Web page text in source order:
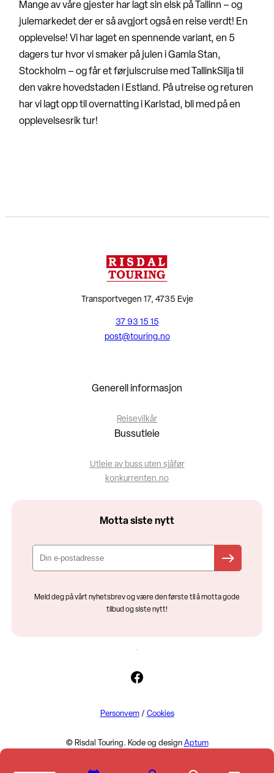
Mange av våre gjester har lagt sin elsk på Tallinn – og
julemarkedet der er så avgjort også en reise verdt! En
opplevelse! Vi har laget en spennende variant, en 5
dagers tur hvor vi smaker på julen i Gamla Stan,
Stockholm – og får et førjulscruise med TallinkSilja til
den vakre hovedstaden i Estland. På utreise og returen
har vi lagt opp til overnatting i Karlstad, bli med på en
opplevelsesrik tur!
Transportvegen 17, 4735 Evje
37 93 15 15
post@touring.no
Generell informasjon
Reisevilkår
Bussutleie
Utleie av buss uten sjåfør
konkurrenten.no
Motta siste nytt
Meld deg på vårt nyhetsbrev og være den første til å motta gode
tilbud og siste nytt!
Facebook
Personvern/ Cookies
© Risdal Touring. Kode og design Aptum